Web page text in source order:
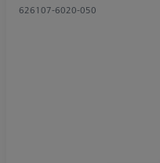
626107-6020-050